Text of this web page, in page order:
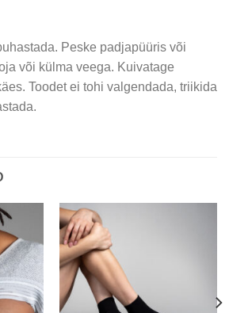
Peske padjapüüris või
või külma veega. Kuivatage
Toodet ei tohi valgendada, triikida